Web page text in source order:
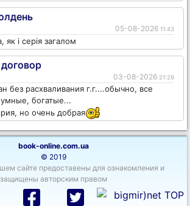
05-08-2026 11:43
як і серія загалом
03-08-2026 21:29
без расхваливания г.г....обычно, все
богатые...
но очень добрая
book-online.com.ua
© 2019
сайте предоставены для ознакомления и
защищены авторским правом